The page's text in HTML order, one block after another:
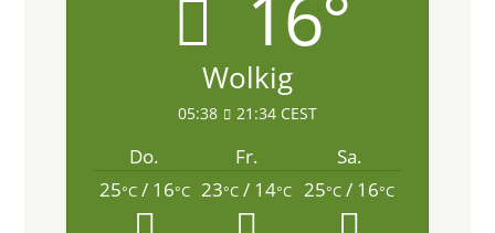
Wolkig
05:38 21:34 CEST
Do. Fr.
Sa.
25°C/ 16°C 23°C / 14°C 25°C / 16°C